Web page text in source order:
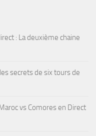
: La deuxième chaine
secrets de six tours de
vs Comores en Direct